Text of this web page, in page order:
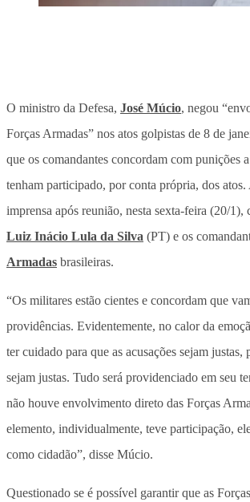
O ministro da Defesa, José Múcio, negou
Forças Armadas” nos atos golpistas de 8 de
que os comandantes concordam com punições
tenham participado, por conta própria, dos
imprensa após reunião, nesta sexta-feira (20/1),
Luiz Inácio Lula da Silva (PT) e os
Armadas brasileiras.
“Os militares estão cientes e concordam que
providências. Evidentemente, no calor da
ter cuidado para que as acusações sejam justas,
sejam justas. Tudo será providenciado em seu
não houve envolvimento direto das Forças
elemento, individualmente, teve participação,
como cidadão”, disse Múcio.
Questionado se é possível garantir que as